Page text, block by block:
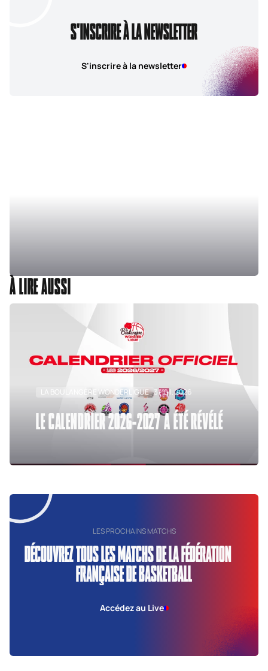
S'INSCRIRE À LA NEWSLETTER
S'inscrire à la newsletter
À LIRE AUSSI
LA BOULANGÈRE WONDERLIGUE 31 juil. 2026
LE CALENDRIER 2026-2027 A ÉTÉ RÉVÉLÉ
LES PROCHAINS MATCHS
DÉCOUVREZ TOUS LES MATCHS DE LA FÉDÉRATION
FRANÇAISE DE BASKETBALL
Accédez au Live